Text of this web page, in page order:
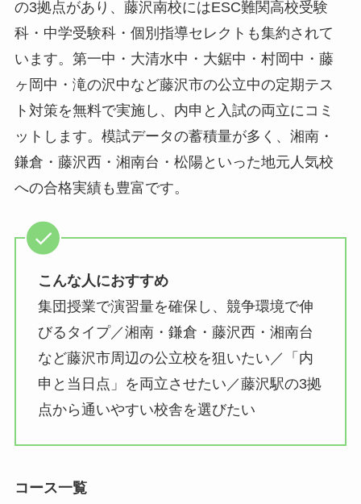
の3拠点があり、藤沢南校にはESC難関高校受験
科・中学受験科・個別指導セレクトも集約されて
います。第一中・大清水中・大鋸中・村岡中・藤
ヶ岡中・滝の沢中など藤沢市の公立中の定期テス
ト対策を無料で実施し、内申と入試の両立にコミ
ットします。模試データの蓄積量が多く、湘南・
鎌倉・藤沢西・湘南台・松陽といった地元人気校
への合格実績も豊富です。
こんな人におすすめ
集団授業で演習量を確保し、競争環境で伸
びるタイプ／湘南・鎌倉・藤沢西・湘南台
など藤沢市周辺の公立校を狙いたい／「内
申と当日点」を両立させたい／藤沢駅の3拠
点から通いやすい校舎を選びたい
コース一覧